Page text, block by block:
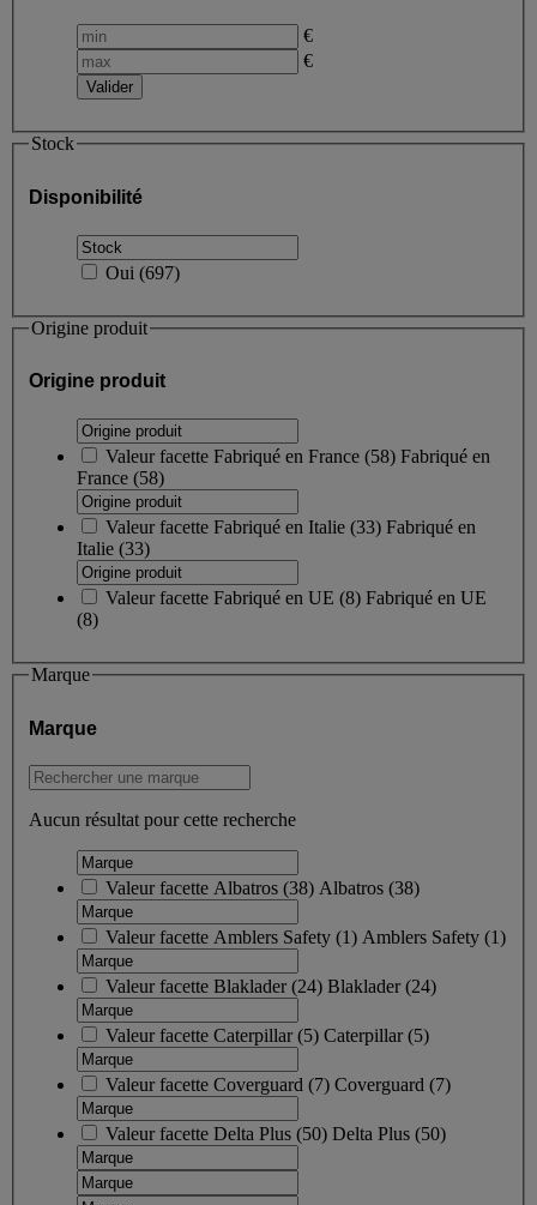
€
€
Stock
Disponibilité
Oui (697)
Origine produit
Origine produit
Valeur facette Fabriqué en France (58) Fabriqué en
France (58)
Valeur facette Fabriqué en Italie (33) Fabriqué en
Italie (33)
Valeur facette Fabriqué en UE (8) Fabriqué en UE
(8)
Marque
Marque
Aucun résultat pour cette recherche
Valeur facette Albatros (38) Albatros (38)
Valeur facette Amblers Safety (1) Amblers Safety (1)
Valeur facette Blaklader(24) Blaklader(24)
Valeur facette Caterpillar(5) Caterpillar(5)
Valeur facette Coverguard (7) Coverguard (7)
Valeur facette Delta Plus (50) Delta Plus (50)